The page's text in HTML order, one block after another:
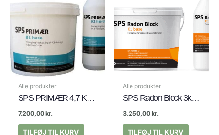
Alle produkter
SPS PRIMÆR 4,7 KG (Ca 20m2) Kræver ikke epoxy kursus
7.200,00 kr.
TILFØJ TIL KURV
Alle produkter
SPS Radon Block 3kg (til 15m2 beton)
3.250,00 kr.
TILFØJ TIL KURV